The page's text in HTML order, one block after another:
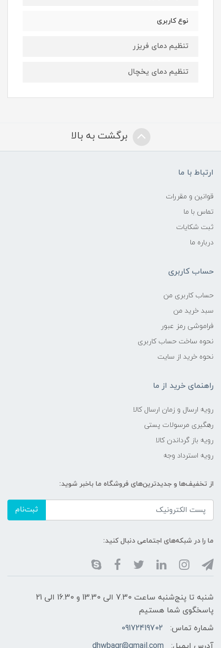
نوع کاربری
تنظیم دمای فریزر
تنظیم دمای یخچال
برگشت به بالا
ارتباط با ما
قوانین و مقررات
تماس با ما
ثبت شکایات
درباره ما
حساب کاربری
حساب کاربری من
سبد خرید من
فراموشی رمز عبور
نحوه ساخت حساب کاربری
نحوه خرید از سایت
راهنمای خرید از ما
رویه ارسال و زمان ارسال کالا
رهگیری مرسولات پستی
رویه باز گرداندن کالا
رویه استرداد وجه
از تخفیف‌ها و جدیدترین‌های فروشگاه ما باخبر شوید:
ثبت‌نام
ما را در شبکه‌های اجتماعی دنبال کنید:
شنبه تا پنج‌شنبه ساعت 7.30 الی 13.30 و 16.30 الی 21
پاسخگوی شما هستیم
شماره تماس:
09172419702